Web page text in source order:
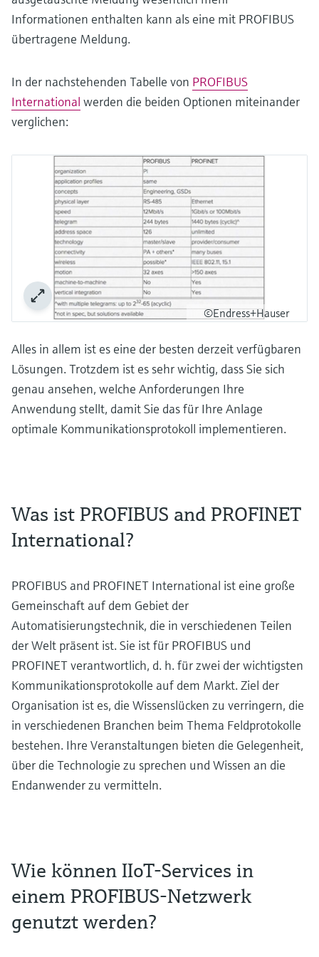
Informationen enthalten kann als eine mit PROFIBUS
übertragene Meldung.
In der nachstehenden Tabelle von PROFIBUS
International werden die beiden Optionen miteinander
verglichen:
©Endress+Hauser
Alles in allem ist es eine der besten derzeit verfügbaren
Lösungen. Trotzdem ist es sehr wichtig, dass Sie sich
genau ansehen, welche Anforderungen Ihre
Anwendung stellt, damit Sie das für Ihre Anlage
optimale Kommunikationsprotokoll implementieren.
Was ist PROFIBUS and PROFINET
International?
PROFIBUS and PROFINET International ist eine große
Gemeinschaft auf dem Gebiet der
Automatisierungstechnik, die in verschiedenen Teilen
der Welt präsent ist. Sie ist für PROFIBUS und
PROFINET verantwortlich, d. h. für zwei der wichtigsten
Kommunikationsprotokolle auf dem Markt. Ziel der
Organisation ist es, die Wissenslücken zu verringern, die
in verschiedenen Branchen beim Thema Feldprotokolle
bestehen. Ihre Veranstaltungen bieten die Gelegenheit,
über die Technologie zu sprechen und Wissen an die
Endanwender zu vermitteln.
Wie können IIoT-Services in
einem PROFIBUS-Netzwerk
genutzt werden?